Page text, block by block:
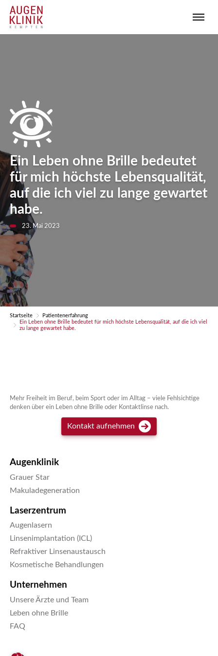
Ein Leben ohne Brille bedeutet
für mich höchste Lebensqualität,
auf die ich viel zu lange gewartet
habe.
23. Mai 2023
Startseite
Patientenerfahrung
Ein Leben ohne Brille bedeutet für mich höchste Lebensqualität, auf die ich viel
zu lange gewartet habe.
Mehr Freiheit im Beruf, beim Sport oder im Alltag – viele Fehlsichtige
denken über ein Leben ohne Brille oder Kontaktlinse nach.
Kontakt aufnehmen
Augenklinik
Grauer Star
Makuladegeneration
Laserzentrum
Augenlasern
Linsenimplantation (ICL)
Refraktiver Linsenaustausch
Kosmetische Behandlungen
Unternehmen
Unsere Ärzte und Team
Leben ohne Brille
FAQ